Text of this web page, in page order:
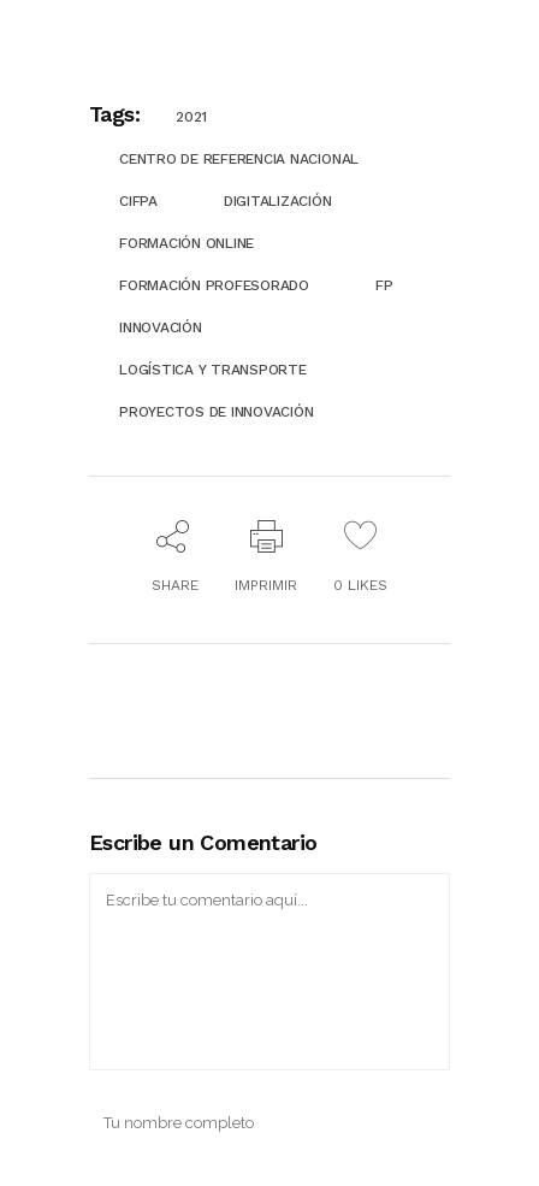
Tags: 2021
CENTRO DE REFERENCIA NACIONAL
CIFPA DIGITALIZACIÓN
FORMACIÓN ONLINE
FORMACIÓN PROFESORADO FP
INNOVACIÓN
LOGÍSTICA Y TRANSPORTE
PROYECTOS DE INNOVACIÓN
SHARE IMPRIMIR 0 LIKES
Escribe un Comentario